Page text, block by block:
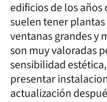
edificios de los
suelen tener
ventanas grandes y
son muy valoradas
sensibilidad
presentar
actualización